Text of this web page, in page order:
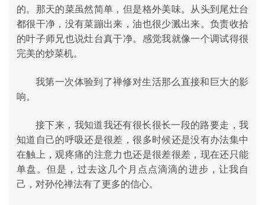
的。那天的菜虽然简单，但是格外美味。从头到尾灶台
都很干净，没有菜蹦出来，油也很少溅出来。负责收拾
的叶子师兄也说灶台真干净。感觉我就像一个调试得很
完美的炒菜机。
我第一次体验到了禅修对生活那么直接和巨大的影
响。
接下来，我知道我还有很长很长一段的路要走，我
知道自己的呼吸还是很差，很多时候还是没有办法集中
在触上，观疼痛的注意力也还是很差很差，现在还只能
单盘。但是，过去这几个月点点滴滴的进步，让我自
己，对孙伦禅法有了更多的信心。